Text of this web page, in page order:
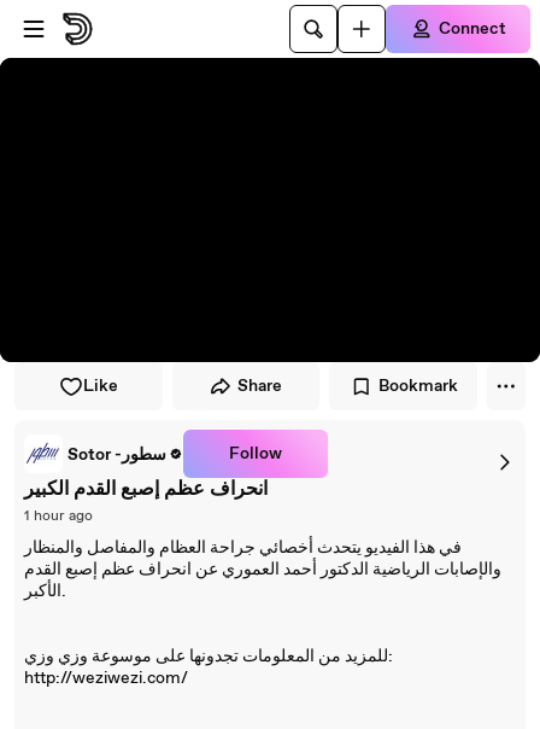
Skip to player
Skip to main content
Connect
Like Share Bookmark
Sotor -سطور Follow
انحراف عظم إصبع القدم الكبير
1 hour ago
في هذا الفيديو يتحدث أخصائي جراحة العظام والمفاصل والمنظار
والإصابات الرياضية الدكتور أحمد العموري عن انحراف عظم إصبع القدم
الأكبر.
للمزيد من المعلومات تجدونها على موسوعة وزي وزي:
http://weziwezi.com/